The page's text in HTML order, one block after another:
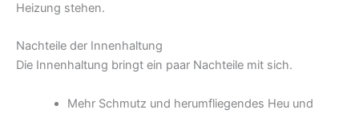
Heizung stehen.
Nachteile der Innenhaltung
Die Innenhaltung bringt ein paar Nachteile mit sich.
Mehr Schmutz und herumfliegendes Heu und